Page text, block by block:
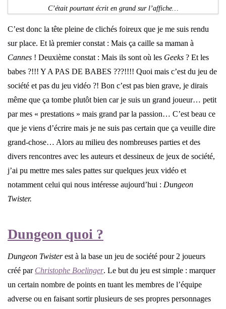
C’était pourtant écrit en grand sur l’affiche…
C’est donc la tête pleine de clichés foireux que je me suis rendu
sur place. Et là premier constat : Mais ça caille sa maman à
Cannes ! Deuxième constat : Mais ils sont où les Geeks ? Et les
babes ?!!! Y A PAS DE BABES ???!!!! Quoi mais c’est du jeu de
société et pas du jeu vidéo ?! Bon c’est pas bien grave, je dirais
même que ça tombe plutôt bien car je suis un grand joueur… petit
par mes « prestations » mais grand par la passion… C’est beau ce
que je viens d’écrire mais je ne suis pas certain que ça veuille dire
grand-chose… Alors au milieu des nombreuses parties et des
divers rencontres avec les auteurs et dessineux de jeux de société,
j’ai pu mettre mes sales pattes sur quelques jeux vidéo et
notamment celui qui nous intéresse aujourd’hui : Dungeon
Twister.
Dungeon quoi ?
Dungeon Twisterest à la base un jeu de société pour 2 joueurs
créé par Christophe Boelinger. Le but du jeu est simple : marquer
un certain nombre de points en tuant les membres de l’équipe
adverse ou en faisant sortir plusieurs de ses propres personnages